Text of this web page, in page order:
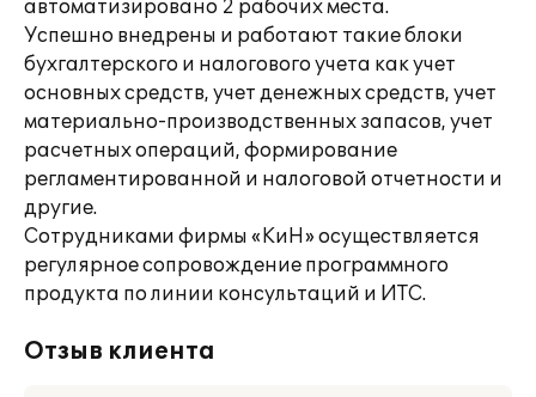
автоматизировано 2 рабочих места.
Успешно внедрены и работают такие блоки
бухгалтерского и налогового учета как учет
основных средств, учет денежных средств, учет
материально-производственных запасов, учет
расчетных операций, формирование
регламентированной и налоговой отчетности и
другие.
Сотрудниками фирмы «КиН» осуществляется
регулярное сопровождение программного
продукта по линии консультаций и ИТС.
Отзыв клиента